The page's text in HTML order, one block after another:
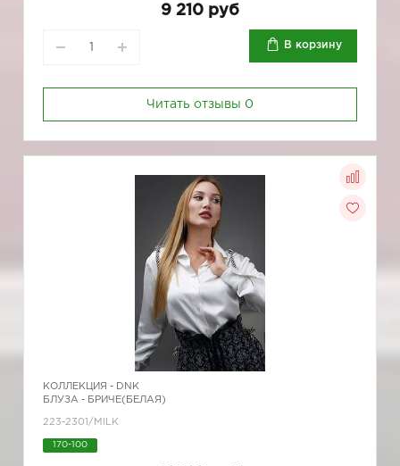
9 210 руб
В корзину
Читать отзывы 0
КОЛЛЕКЦИЯ - DNK
БЛУЗА - БРИЧЕ(БЕЛАЯ)
223-2301/MILK
170-100